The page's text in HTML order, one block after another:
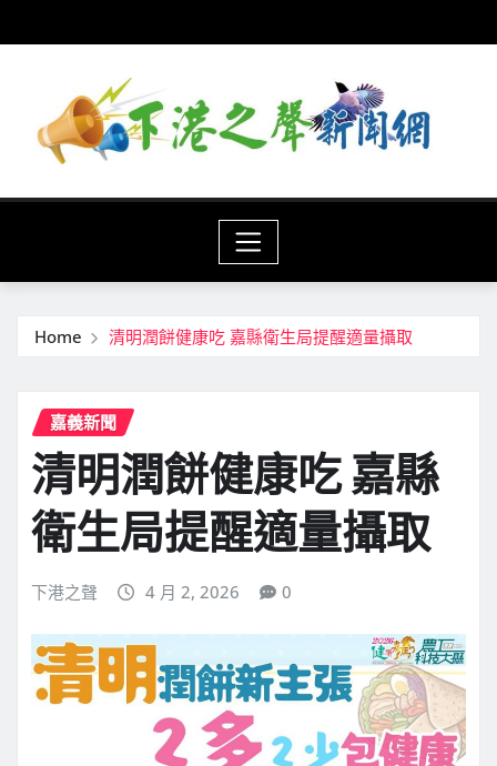
to
Home 清明潤餅健康吃 嘉縣衛生局提醒適量攝取
嘉義新聞
清明潤餅健康吃 嘉縣
衛生局提醒適量攝取
下港之聲 4 月 2, 2026 0